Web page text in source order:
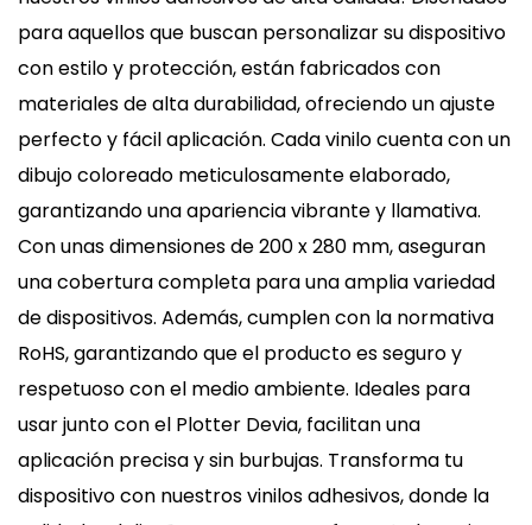
para aquellos que buscan personalizar su dispositivo
con estilo y protección, están fabricados con
materiales de alta durabilidad, ofreciendo un ajuste
perfecto y fácil aplicación. Cada vinilo cuenta con un
dibujo coloreado meticulosamente elaborado,
garantizando una apariencia vibrante y llamativa.
Con unas dimensiones de 200 x 280 mm, aseguran
una cobertura completa para una amplia variedad
de dispositivos. Además, cumplen con la normativa
RoHS, garantizando que el producto es seguro y
respetuoso con el medio ambiente. Ideales para
usar junto con el Plotter Devia, facilitan una
aplicación precisa y sin burbujas. Transforma tu
dispositivo con nuestros vinilos adhesivos, donde la